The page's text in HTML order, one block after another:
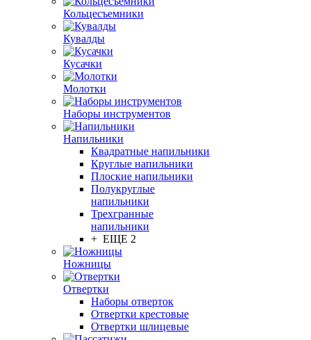
Кольцесъемники
Кувалды
Кусачки
Молотки
Наборы инструментов
Напильники
Квадратные напильники
Круглые напильники
Плоские напильники
Полукруглые
напильники
Трехгранные
напильники
+ ЕЩЕ 2
Ножницы
Отвертки
Наборы отверток
Отвертки крестовые
Отвертки шлицевые